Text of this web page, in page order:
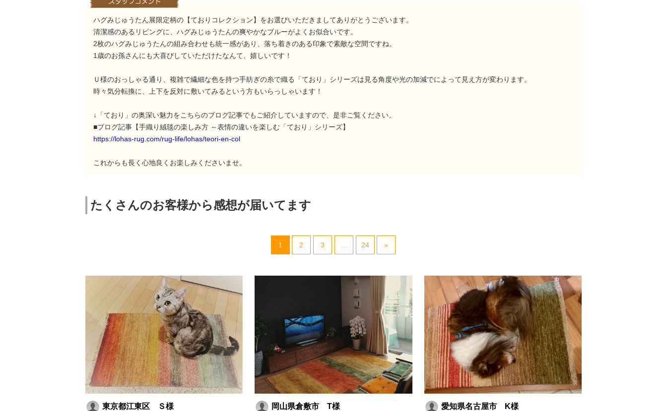
ハグみじゅうたん展限定柄の【ておりコレクション】をお選びいただきましてありがとうございます。
清潔感のあるリビングに、ハグみじゅうたんの爽やかなブルーがよくお似合いです。
2枚のハグみじゅうたんの組み合わせも統一感があり、落ち着きのある印象で素敵な空間ですね。
1歳のお孫さんにも大喜びしていただけたなんて、嬉しいです！
Ｕ様のおっしゃる通り、複雑で繊細な色を持つ手紡ぎの糸で織る「ており」シリーズは見る角度や光の加減でによって見え方が変わります。
時々気分転換に、上下を反対に敷いてみるという方もいらっしゃいます！
↓「ており」の奥深い魅力をこちらのブログ記事でもご紹介していますので、是非ご覧ください。
■ブログ記事【手織り絨毯の楽しみ方 ～表情の違いを楽しむ「ており」シリーズ】
https://lohas-rug.com/rug-life/lohas/teori-en-col
これからも長く心地良くお楽しみくださいませ。
たくさんのお客様から感想が届いてます
1 2 3 24 »
東京都江東区 Ｓ様 岡山県倉敷市 T様 愛知県名古屋市 K様